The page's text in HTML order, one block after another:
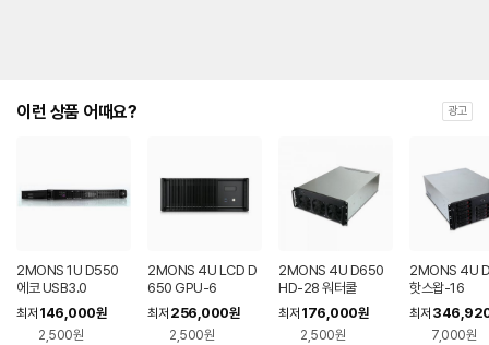
이런 상품 어때요? 광고
2MONS 1U D550
에코 USB3.0
최저 146,000원
2,500원
2MONS 4U LCD D
650 GPU-6
최저 256,000원
2,500원
2MONS 4U D650
HD-28 워터쿨
최저 176,000원
2,500원
2MONS 4U
핫스왑-16
최저
7,000원